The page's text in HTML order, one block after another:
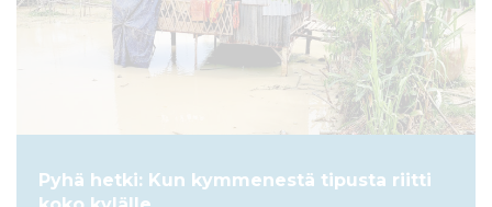
Pyhä hetki: Kun kymmenestä tipusta riitti